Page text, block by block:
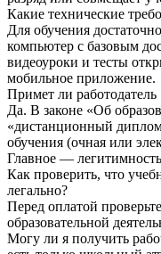
Какие технические
Для обучения
компьютер с базовым
видеоуроки и тесты
мобильное приложение.
Примет ли
Да. В законе «Об
«дистанционный
обучения (очная или
Главное —
Как проверить, что
легально?
Перед оплатой
образовательной
Могу ли я получить